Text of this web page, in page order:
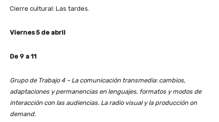
Cierre cultural: Las tardes.
Viernes 5 de abril
De 9 a 11
Grupo de Trabajo 4 – La comunicación transmedia: cambios,
adaptaciones y permanencias en lenguajes, formatos y modos de
interacción con las audiencias. La radio visual y la producción on
demand.